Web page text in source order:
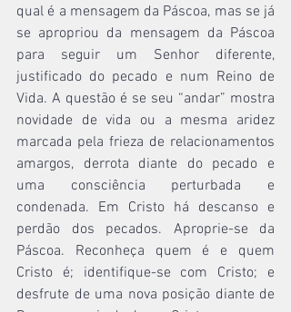
qual é a mensagem da Páscoa, mas se já
se apropriou da mensagem da Páscoa
para seguir um Senhor diferente,
justificado do pecado e num Reino de
Vida. A questão é se seu “andar” mostra
novidade de vida ou a mesma aridez
marcada pela frieza de relacionamentos
amargos, derrota diante do pecado e
uma consciência perturbada e
condenada. Em Cristo há descanso e
perdão dos pecados. Aproprie-se da
Páscoa. Reconheça quem é e quem
Cristo é; identifique-se com Cristo; e
desfrute de uma nova posição diante de